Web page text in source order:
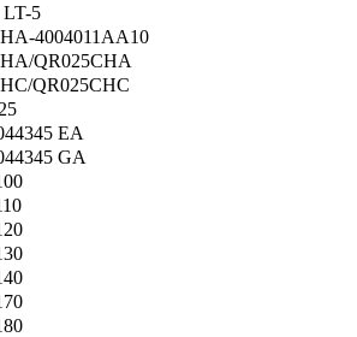
5
4004011AA10
QR025CHA
QR025CHC
EA
GA